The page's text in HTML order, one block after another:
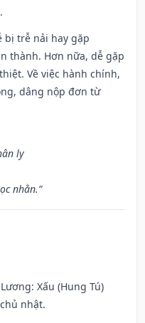
bị trễ nải hay gặp
thành. Hơn nữa, dễ gặp
Về việc hành chính,
dâng nộp đơn từ
ly
nhằn.”
Xấu (Hung Tú)
nhật.